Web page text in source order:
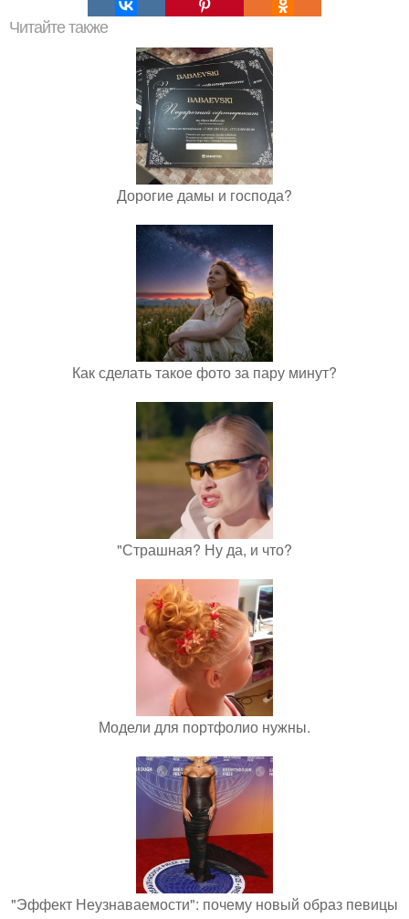
Читайте также
Дорогие дамы и господа?
Как сделать такое фото за пару минут?
"Страшная? Ну да, и что?
Модели для портфолио нужны.
"Эффект Неузнаваемости": почему новый образ певицы